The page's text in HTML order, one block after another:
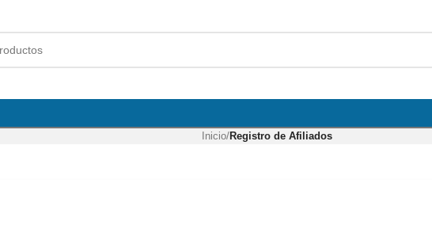
Inicio/Registro de Afiliados